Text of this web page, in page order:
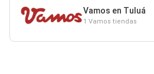
Vamos en Tuluá
1 Vamos tiendas